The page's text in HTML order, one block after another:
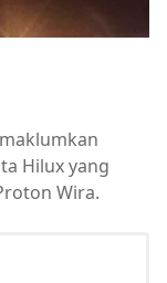
Hilux yang
Wira.